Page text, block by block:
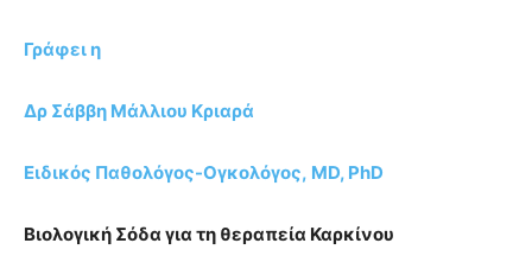
Γράφει η
Δρ Σάββη Μάλλιου Κριαρά
Ειδικός Παθολόγος-Ογκολόγος, MD, PhD
Βιολογική Σόδα για τη θεραπεία Καρκίνου